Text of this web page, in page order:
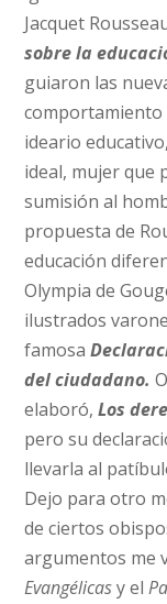
Jacquet
sobre la
guiaron las
comportamiento
ideario
ideal, mujer que
sumisión al
propuesta de
educación
Olympia de
ilustrados
famosa
del ciudadano.
elaboró,Los
pero su
llevarla al
Dejo para otro
de ciertos
argumentos me
Evangélicasy el